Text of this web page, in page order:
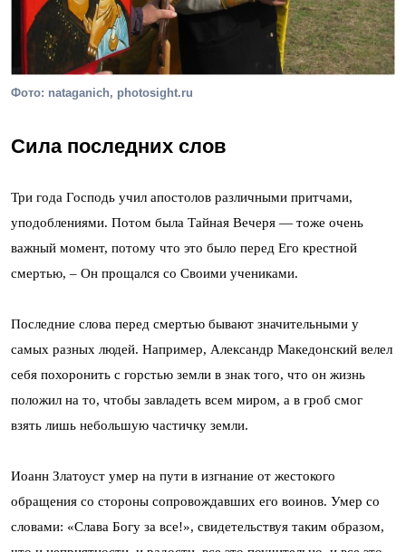
Фото: nataganich, photosight.ru
Сила последних слов
Три года Господь учил апостолов различными притчами,
уподоблениями. Потом была Тайная Вечеря — тоже очень
важный момент, потому что это было перед Его крестной
смертью, – Он прощался со Своими учениками.
Последние слова перед смертью бывают значительными у
самых разных людей. Например, Александр Македонский велел
себя похоронить с горстью земли в знак того, что он жизнь
положил на то, чтобы завладеть всем миром, а в гроб смог
взять лишь небольшую частичку земли.
Иоанн Златоуст умер на пути в изгнание от жестокого
обращения со стороны сопровождавших его воинов. Умер со
словами: «Слава Богу за все!», свидетельствуя таким образом,